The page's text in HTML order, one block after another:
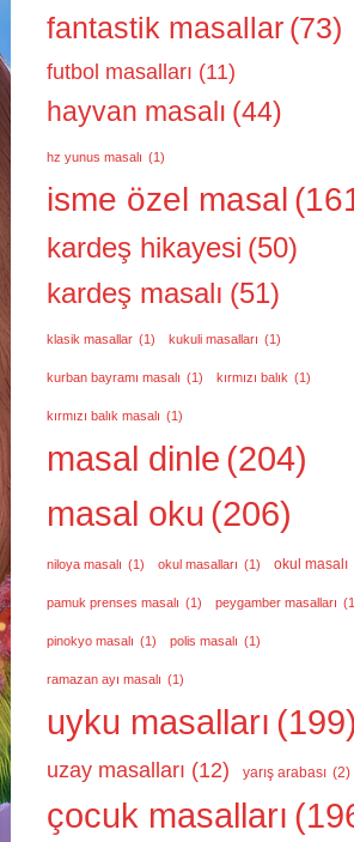
fantastik masallar (73)
futbol masalları (11)
hayvan masalı (44)
hz yunus masalı (1)
isme özel masal
kardeş hikayesi (50)
kardeş masalı (51)
klasik masallar (1) kukuli masalları (1)
kurban bayramı masalı (1) kırmızı balık (1)
kırmızı balık masalı (1)
masal dinle (204)
masal oku (206)
niloya masalı (1) okul masalları (1) okul masalı
pamuk prenses masalı (1) peygamber masalları
pinokyo masalı (1) polis masalı (1)
ramazan ayı masalı (1)
uyku masalları (199)
uzay masalları (12) yarış arabası (2)
çocuk masalları